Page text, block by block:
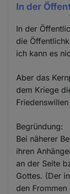
In der
In der
die
ich kann es
Aber das
dem Kriege
Begründung:
Bei näherer
ihren
an der Seite
Gottes. (Der
den